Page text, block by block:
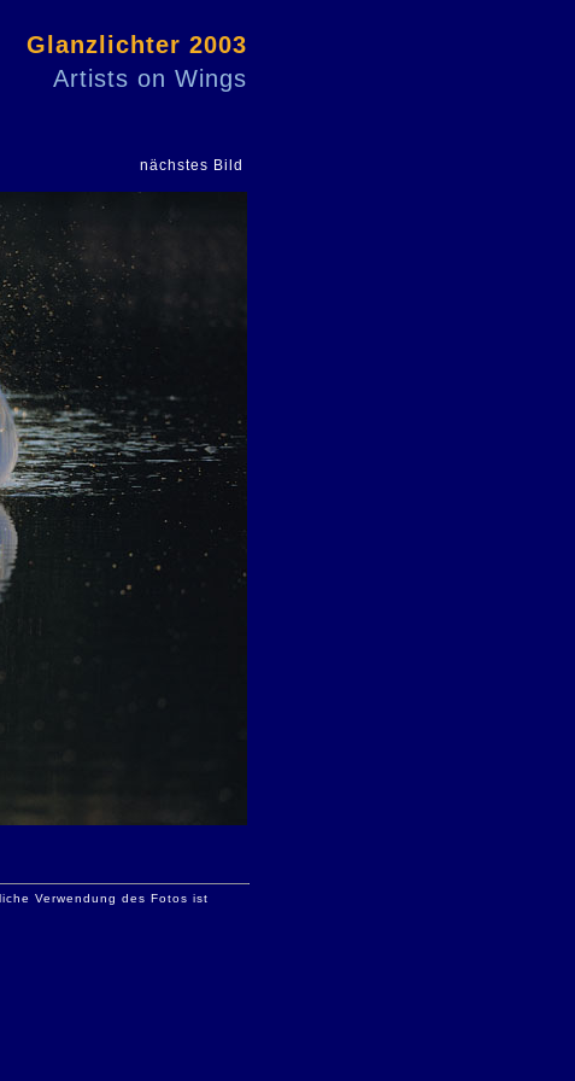
Glanzlichter 2003
Artists on Wings
nächstes Bild
Verwendung des Fotos ist